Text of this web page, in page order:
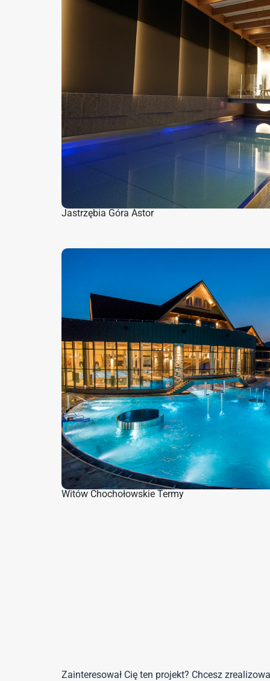
Jastrzębia Góra Astor
Witów Chochołowskie Termy
Zainteresował Cię ten projekt? Chcesz